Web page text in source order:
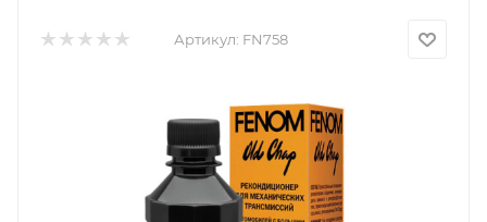
Артикул: FN758